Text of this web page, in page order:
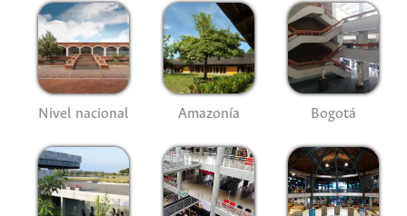
Nivel nacional Amazonía Bogotá